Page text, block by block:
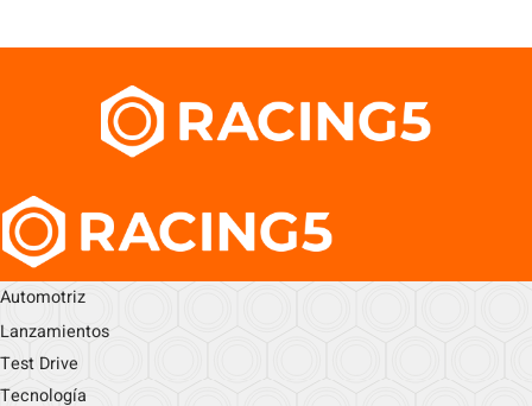
Automotriz
Lanzamientos
Test Drive
Tecnología